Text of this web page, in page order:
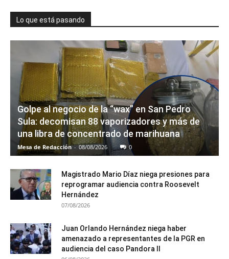
Lo que está pasando
Golpe al negocio de la “wax” en San Pedro
Sula: decomisan 88 vaporizadores y más de
una libra de concentrado de marihuana
Mesa de Redacción - 08/08/2026 0
Magistrado Mario Díaz niega presiones para
reprogramar audiencia contra Roosevelt
Hernández
07/08/2026
Juan Orlando Hernández niega haber
amenazado a representantes de la PGR en
audiencia del caso Pandora II